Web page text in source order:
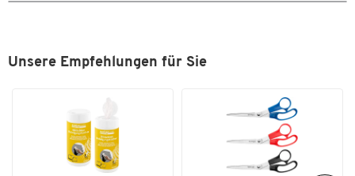
Unsere Empfehlungen für Sie